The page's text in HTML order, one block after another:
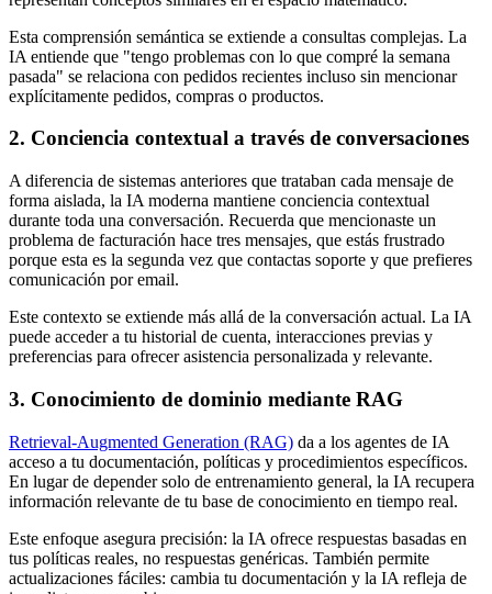
Esta comprensión semántica se extiende a consultas complejas. La
IA entiende que "tengo problemas con lo que compré la semana
pasada" se relaciona con pedidos recientes incluso sin mencionar
explícitamente pedidos, compras o productos.
2. Conciencia contextual a través de conversaciones
A diferencia de sistemas anteriores que trataban cada mensaje de
forma aislada, la IA moderna mantiene conciencia contextual
durante toda una conversación. Recuerda que mencionaste un
problema de facturación hace tres mensajes, que estás frustrado
porque esta es la segunda vez que contactas soporte y que prefieres
comunicación por email.
Este contexto se extiende más allá de la conversación actual. La IA
puede acceder a tu historial de cuenta, interacciones previas y
preferencias para ofrecer asistencia personalizada y relevante.
3. Conocimiento de dominio mediante RAG
Retrieval-Augmented Generation (RAG) da a los agentes de IA
acceso a tu documentación, políticas y procedimientos específicos.
En lugar de depender solo de entrenamiento general, la IA recupera
información relevante de tu base de conocimiento en tiempo real.
Este enfoque asegura precisión: la IA ofrece respuestas basadas en
tus políticas reales, no respuestas genéricas. También permite
actualizaciones fáciles: cambia tu documentación y la IA refleja de